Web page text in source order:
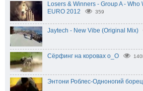
Losers & Winners - Group A - Who
EURO 2012
359
Jaytech - New Vibe (Original Mix)
Сёрфинг на коровах o_O
Энтони Роблес-Одноногий борец